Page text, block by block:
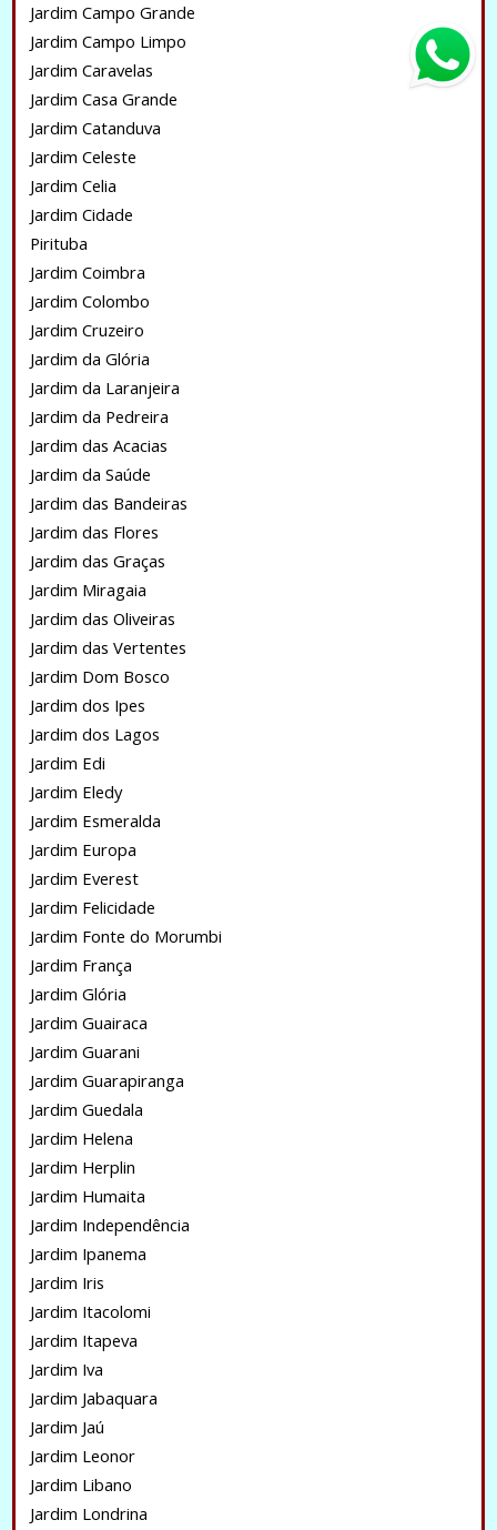
Jardim Campo Grande
Jardim Campo Limpo
Jardim Caravelas
Jardim Casa Grande
Jardim Catanduva
Jardim Celeste
Jardim Celia
Jardim Cidade
Pirituba
Jardim Coimbra
Jardim Colombo
Jardim Cruzeiro
Jardim da Glória
Jardim da Laranjeira
Jardim da Pedreira
Jardim das Acacias
Jardim da Saúde
Jardim das Bandeiras
Jardim das Flores
Jardim das Graças
Jardim Miragaia
Jardim das Oliveiras
Jardim das Vertentes
Jardim Dom Bosco
Jardim dos Ipes
Jardim dos Lagos
Jardim Edi
Jardim Eledy
Jardim Esmeralda
Jardim Europa
Jardim Everest
Jardim Felicidade
Jardim Fonte do Morumbi
Jardim França
Jardim Glória
Jardim Guairaca
Jardim Guarani
Jardim Guarapiranga
Jardim Guedala
Jardim Helena
Jardim Herplin
Jardim Humaita
Jardim Independência
Jardim Ipanema
Jardim Iris
Jardim Itacolomi
Jardim Itapeva
Jardim Iva
Jardim Jabaquara
Jardim Jaú
Jardim Leonor
Jardim Libano
Jardim Londrina